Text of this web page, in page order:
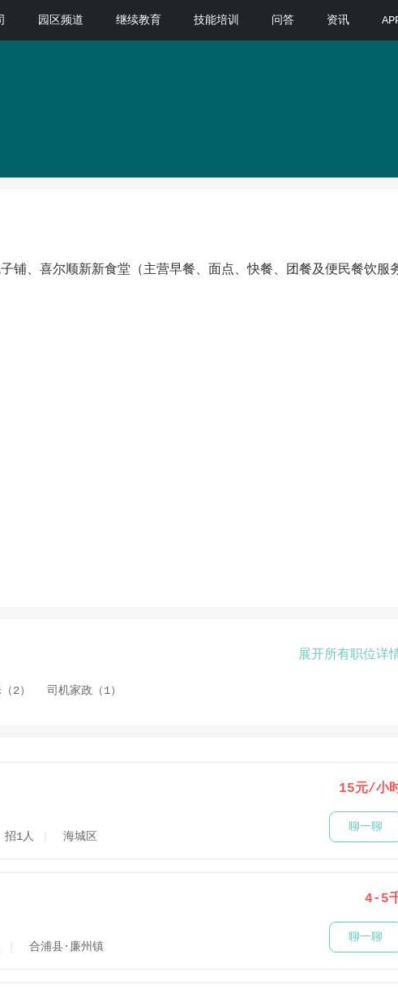
园区频道 继续教育 技能培训 问答 资讯
铺、喜尔顺新新食堂（主营早餐、面点、快餐、团餐及便民餐饮服
展开所有职位详
2） 司机家政（1）
招1人 海城区
15元/小
聊一聊
合浦县·廉州镇
4-5
聊一聊